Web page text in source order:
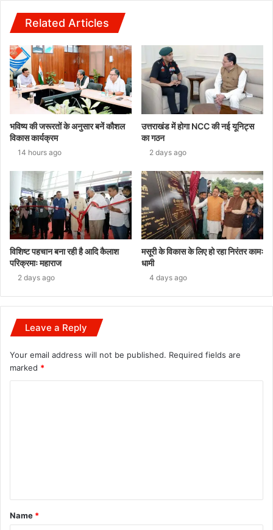
Related Articles
भविष्य की जरूरतों के अनुसार बनें कौशल
विकास कार्यक्रम
14 hours ago
उत्तराखंड में होगा NCC की नई यूनिट्स
का गठन
2 days ago
विशिष्ट पहचान बना रही है आदि कैलाश
परिक्रमाः महाराज
2 days ago
मसूरी के विकास के लिए हो रहा निरंतर कामः
धामी
4 days ago
Leave a Reply
Your email address will not be published. Required fields are
marked *
t
*
Name *